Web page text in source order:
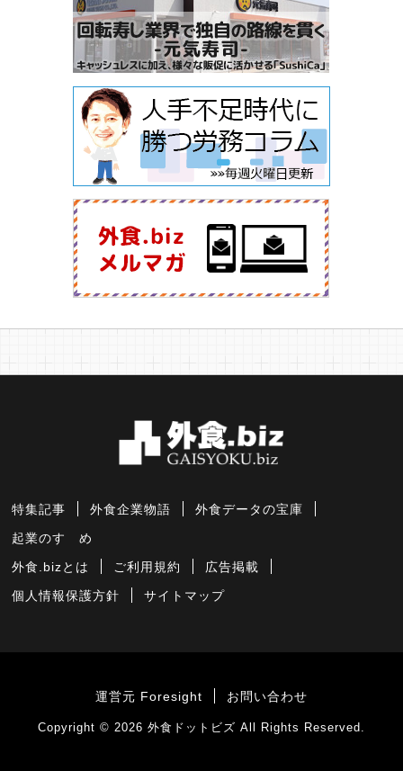
特集記事 外食企業物語 外食データの宝庫
起業のすゝめ
外食.bizとは ご利用規約 広告掲載
個人情報保護方針 サイトマップ
運営元 Foresight お問い合わせ
Copyright © 2026 外食ドットビズ All Rights Reserved.